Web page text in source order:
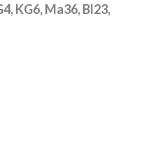
KG6, Ma36, Bl23,